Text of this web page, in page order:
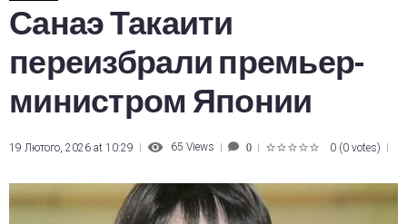
Санаэ Такаити
переизбрали премьер-
министром Японии
19 Лютого, 2026 at 10:29 65 Views 0 0 (0 votes)